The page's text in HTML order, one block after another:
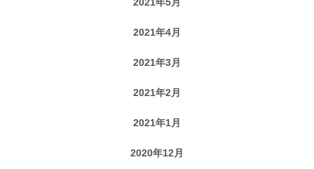
2021年4月
2021年3月
2021年2月
2021年1月
2020年12月